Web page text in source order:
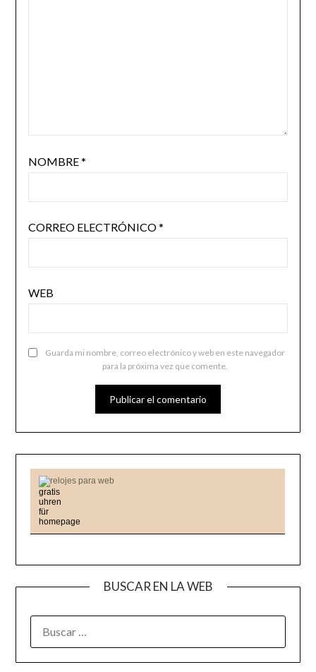
NOMBRE*
CORREO ELECTRÓNICO*
WEB
Guarda mi nombre, correo electrónico y web en este navegador
para la próxima vez que comente.
relojes para web
BUSCAR EN LA WEB